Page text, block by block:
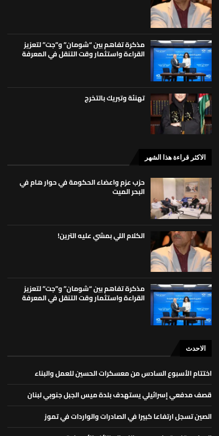
مذكرة تفاهم بين “شومان” و”جت” لتعزيز
القراءة واستثمار وقت التنقل في المعرفة
تهنئة وتبريك بالتخرج
الاكثر قراءة هذا الشهر
حزب عزم واعضاء الحكومة في حوار هام في
البحر الميت
الكلام اللي بمشي عليه الترين!
مذكرة تفاهم بين “شومان” و”جت” لتعزيز
القراءة واستثمار وقت التنقل في المعرفة
الاحدث
اختتام الأسبوع السادس من معسكرات الحسين للعمل والبناء
قصف مدفعي إسرائيلي يستهدف بلدة ميس الجبل جنوبي لبنان
الصين تسجل ارتفاعا كبيرا في الصادرات والواردات في تموز